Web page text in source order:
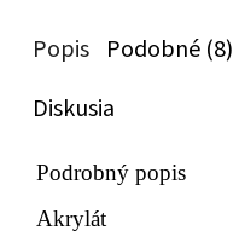
Popis Podobné (8)
Diskusia
Podrobný popis
Akrylát